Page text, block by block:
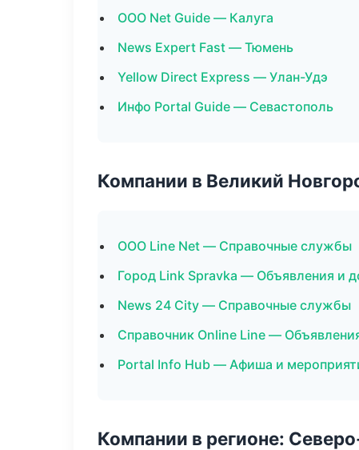
ООО Net Guide — Калуга
News Expert Fast — Тюмень
Yellow Direct Express — Улан-Удэ
Инфо Portal Guide — Севастополь
Компании в Великий
ООО Line Net — Справочные службы
Город Link Spravka — Объявления и
News 24 City — Справочные службы
Справочник Online Line —
Portal Info Hub — Афиша и
Компании в регионе: